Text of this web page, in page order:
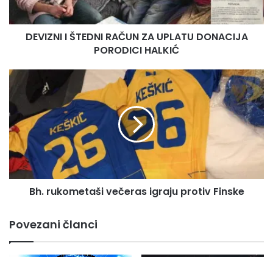
PORODICI
HALKIĆ
DEVIZNI I ŠTEDNI RAČUN ZA UPLATU DONACIJA
PORODICI HALKIĆ
Bh.
rukometaši
večeras
igraju
protiv
Finske
Bh. rukometaši večeras igraju protiv Finske
Povezani članci